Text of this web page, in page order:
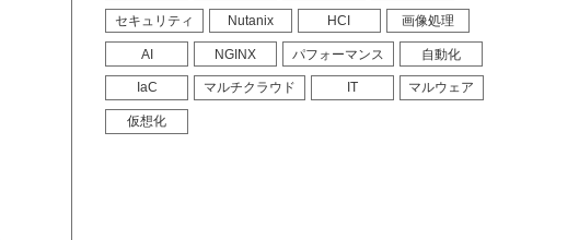
セキュリティ Nutanix HCI 画像処理
AI NGINX パフォーマンス 自動化
IaC マルチクラウド IT マルウェア
仮想化